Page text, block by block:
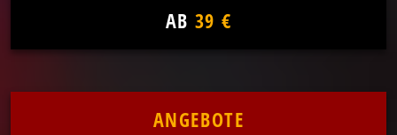
AB 39 €
ANGEBOTE